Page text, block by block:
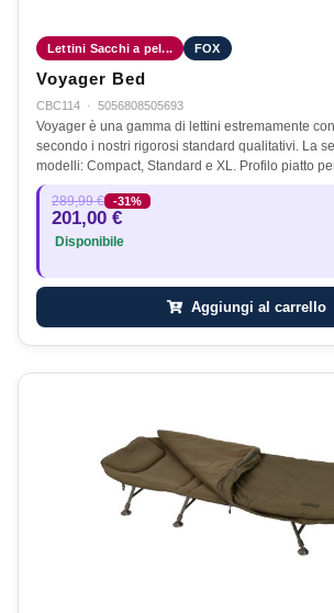
Lettini Sacchi a pel... FOX
Voyager Bed
CBC114 · 5056808505693
Voyager è una gamma di lettini estremamente
secondo i nostri rigorosi standard qualitativi. La
modelli: Compact, Standard e XL. Profilo piatto
289,99 € -31%
201,00 €
Disponibile
Aggiungi al carrello